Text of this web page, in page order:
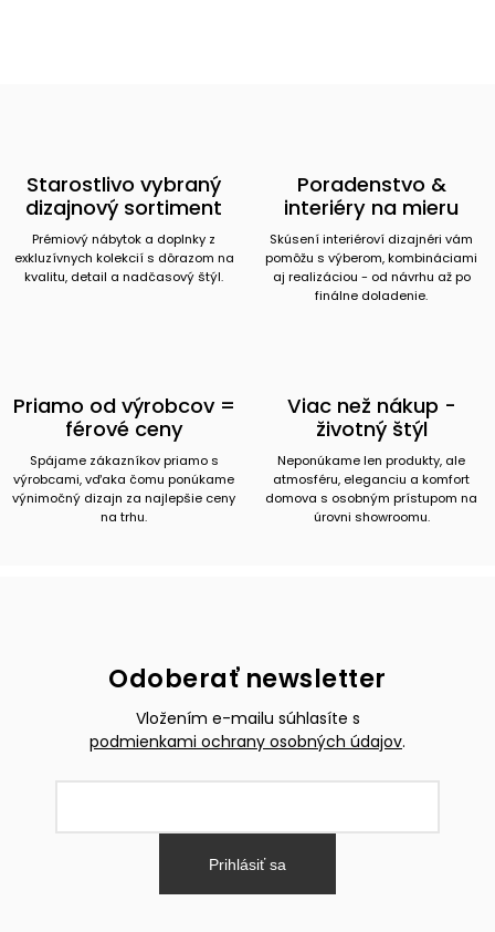
Starostlivo vybraný
dizajnový sortiment
Prémiový nábytok a doplnky z
exkluzívnych kolekcií s dôrazom na
kvalitu, detail a nadčasový štýl.
Poradenstvo &
interiéry na mieru
Skúsení interiéroví dizajnéri vám
pomôžu s výberom, kombináciami
aj realizáciou - od návrhu až po
finálne doladenie.
Priamo od výrobcov =
férové ceny
Spájame zákazníkov priamo s
výrobcami, vďaka čomu ponúkame
výnimočný dizajn za najlepšie ceny
na trhu.
Viac než nákup -
životný štýl
Neponúkame len produkty, ale
atmosféru, eleganciu a komfort
domova s osobným prístupom na
úrovni showroomu.
Odoberať newsletter
Vložením e-mailu súhlasíte s
podmienkami ochrany osobných údajov.
Prihlásiť sa